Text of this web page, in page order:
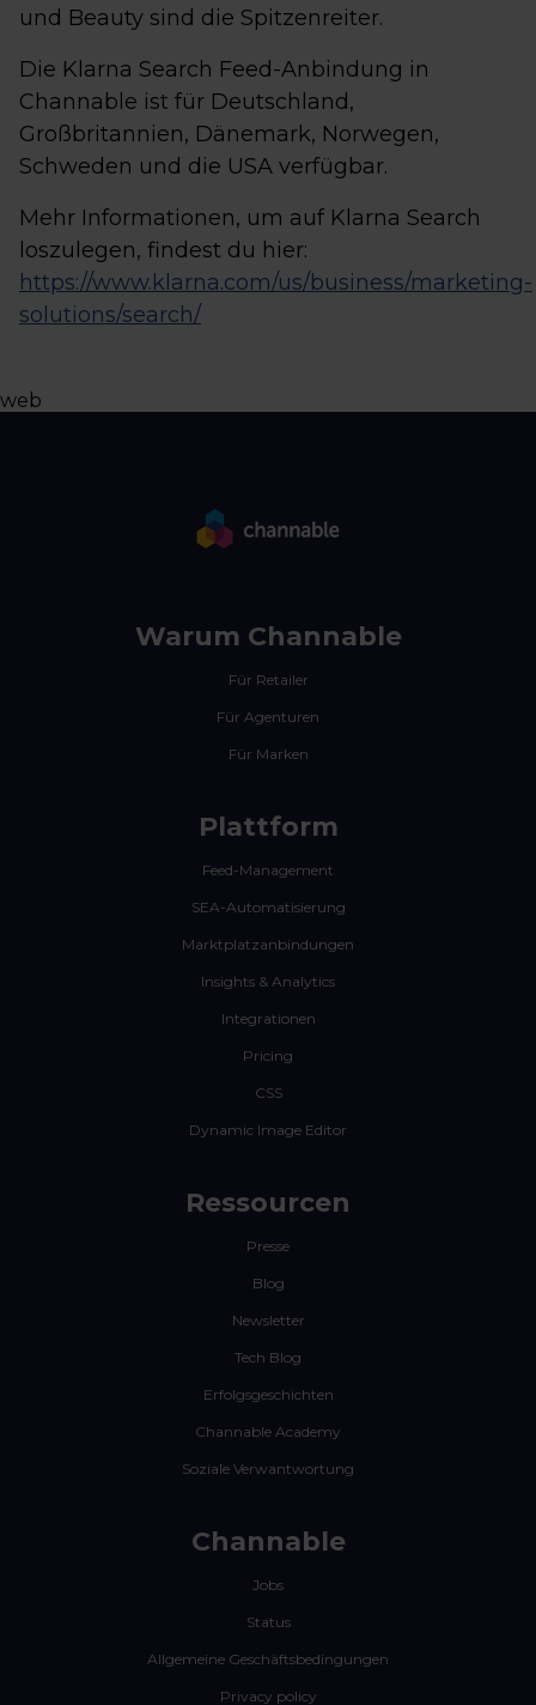
und Beauty sind die Spitzenreiter.
Die Klarna Search Feed-Anbindung in
Channable ist für Deutschland,
Großbritannien, Dänemark, Norwegen,
Schweden und die USA verfügbar.
Mehr Informationen, um auf Klarna Search
loszulegen, findest du hier:
https://www.klarna.com/us/business/marketing-
solutions/search/
web
Warum Channable
Für Retailer
Für Agenturen
Für Marken
Plattform
Feed-Management
SEA-Automatisierung
Marktplatzanbindungen
Insights & Analytics
Integrationen
Pricing
CSS
Dynamic Image Editor
Ressourcen
Presse
Blog
Newsletter
Tech Blog
Erfolgsgeschichten
Channable Academy
Soziale Verwantwortung
Channable
Jobs
Status
Allgemeine Geschäftsbedingungen
Privacy policy